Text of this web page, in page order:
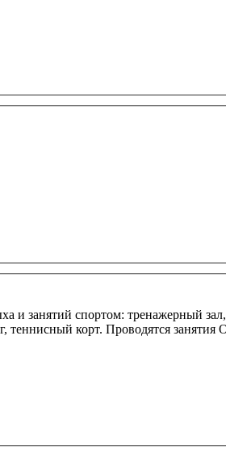
и занятий спортом: тренажерный
теннисный корт. Проводятся